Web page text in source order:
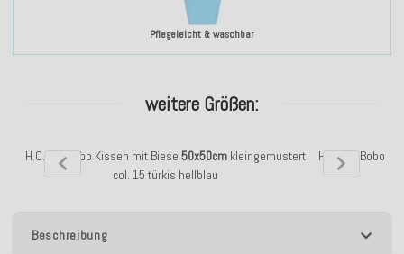
Pflegeleicht & waschbar
weitere Größen:
H.O.C.K. Bobo Kissen mit Biese 50x50cm kleingemustert
col. 15 türkis hellblau
H.O.C.K. Bobo
Beschreibung